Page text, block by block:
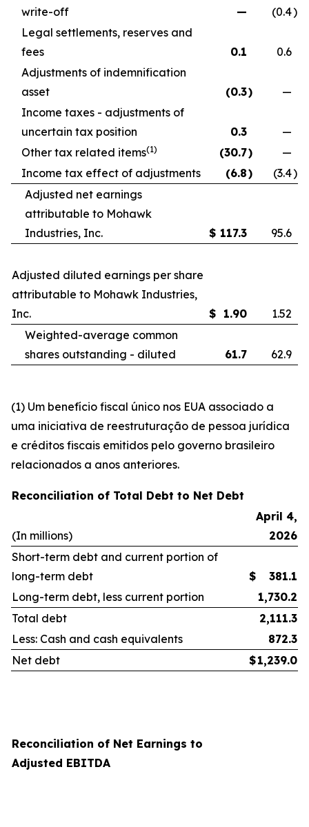
write-off
— (0.4)
Legal settlements, reserves and
fees
0.1
0.6
Adjustments of indemnification
asset
(0.3)
—
Income taxes - adjustments of
uncertain tax position
0.3
—
Other tax related items(1) (30.7)
—
Income tax effect of adjustments
(6.8) (3.4)
Adjusted net earnings
attributable to Mohawk
Industries, Inc.
$ 117.3 95.6
Adjusted diluted earnings per share
attributable to Mohawk Industries,
Inc.
$ 1.90
1.52
Weighted-average common
shares outstanding - diluted
61.7 62.9
(1) Um benefício fiscal único nos EUA associado a
uma iniciativa de reestruturação de pessoa jurídica
e créditos fiscais emitidos pelo governo brasileiro
relacionados a anos anteriores.
Reconciliation of Total Debt to Net Debt
(In millions)
April 4,
2026
Short-term debt and current portion of
long-term debt
$
381.1
Long-term debt, less current portion
1,730.2
Total debt
2,111.3
Less: Cash and cash equivalents
872.3
Net debt
$1,239.0
Reconciliation of Net Earnings to
Adjusted EBITDA